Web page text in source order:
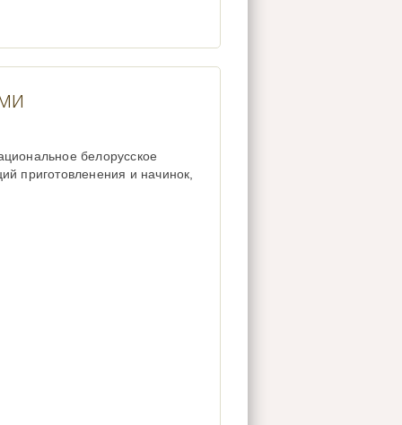
белорусское
приготовленения и начинок,